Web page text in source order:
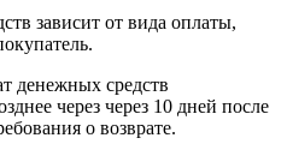
зависит от вида оплаты,
денежных средств
через через 10 дней после
о возврате.